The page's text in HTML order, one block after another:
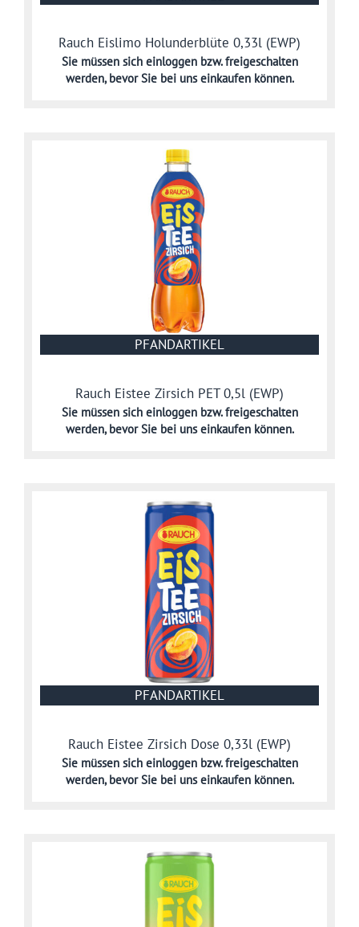
Rauch Eislimo Holunderblüte 0,33l (EWP)
Sie müssen sich einloggen bzw. freigeschalten
werden,bevor Sie bei uns einkaufen können.
PFANDARTIKEL
Rauch Eistee Zirsich PET 0,5l (EWP)
Sie müssen sich einloggen bzw. freigeschalten
werden,bevor Sie bei uns einkaufen können.
PFANDARTIKEL
Rauch Eistee Zirsich Dose 0,33l (EWP)
Sie müssen sich einloggen bzw. freigeschalten
werden,bevor Sie bei uns einkaufen können.